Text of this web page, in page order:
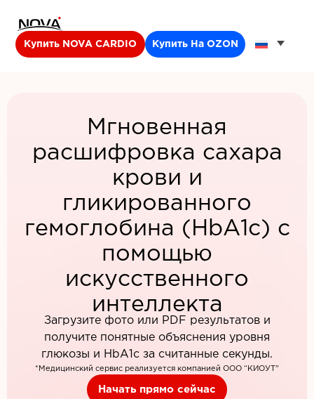
Купить NOVA CARDIO Купить На OZON
Мгновенная
расшифровка сахара
крови и
гликированного
гемоглобина (HbA1c) с
помощью
искусственного
интеллекта
Загрузите фото или PDF результатов и
получите понятные объяснения уровня
глюкозы и HbA1c за считанные секунды.
*Медицинский сервис реализуется компанией ООО “КИОУТ”
Начать прямо сейчас